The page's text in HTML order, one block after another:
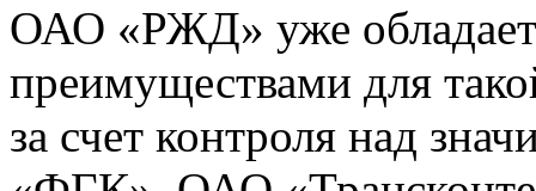
ОАО «РЖД» уже обладает
преимуществами для
за счет контроля над